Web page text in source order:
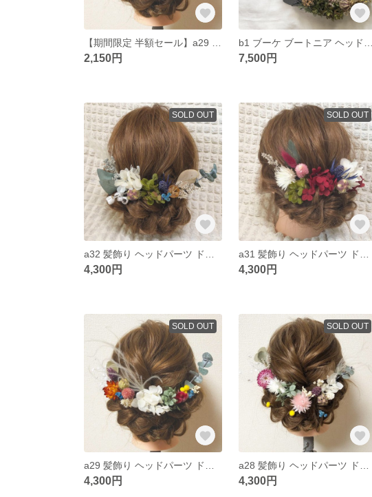
2,150円 7,500円
SOLD OUT
4,300円
SOLD OUT
4,300円
SOLD OUT
4,300円
SOLD OUT
4,300円